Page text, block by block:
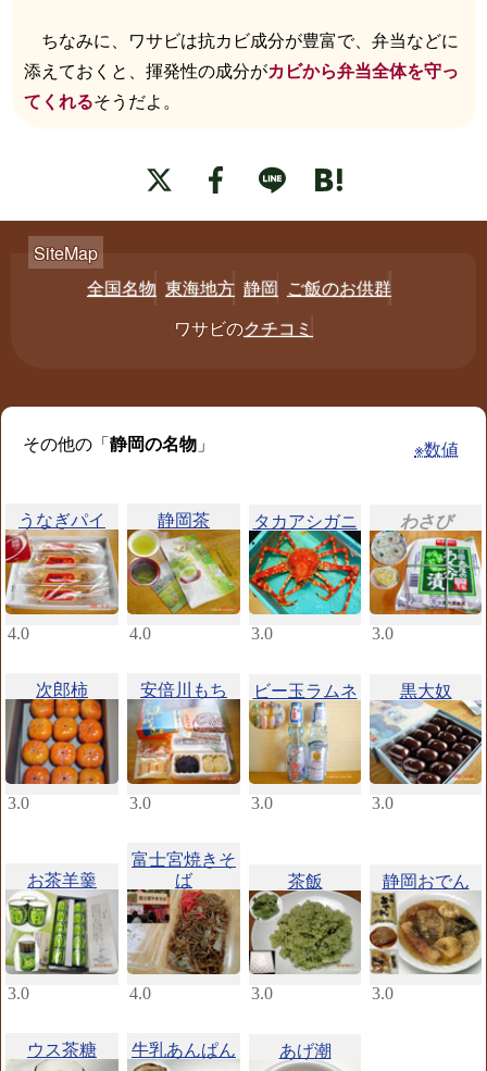
ちなみに、ワサビは抗カビ成分が豊富で、弁当などに
添えておくと、揮発性の成分がカビから弁当全体を守っ
てくれるそうだよ。
全国名物 東海地方 静岡 ご飯のお供群
ワサビのクチコミ
その他の「静岡の名物 」 ※数値
うなぎパイ
4.0
静岡茶
4.0
タカアシガニ
3.0
わさび
3.0
次郎柿
3.0
安倍川もち
3.0
ビー玉ラムネ
3.0
黒大奴
3.0
お茶羊羹
3.0
富士宮焼きそ
ば
4.0
茶飯
3.0
静岡おでん
3.0
ウス茶糖 牛乳あんぱん あげ潮